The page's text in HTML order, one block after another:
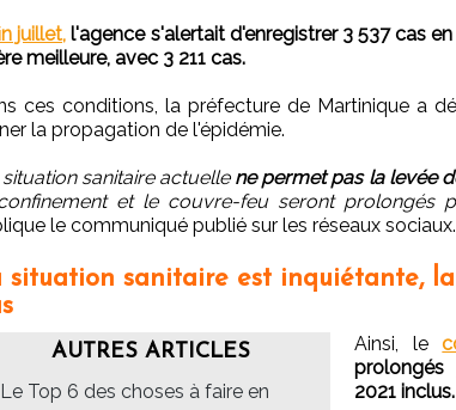
juillet, l'agence s'alertait d'enregistrer 3 537 cas
meilleure, avec 3 211 cas.
ces conditions, la préfecture de Martinique a
la propagation de l'épidémie.
situation sanitaire actuelle ne permet pas la levée
et le couvre-feu seront prolongés
le communiqué publié sur les réseaux sociaux.
situation sanitaire est inquiétante,
AUTRES ARTICLES
Le Top 6 des choses à faire en
Ainsi, le
2021 inclus.